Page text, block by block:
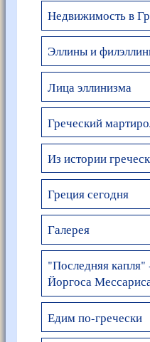
Недвижимость в
Эллины и
Лица эллинизма
Греческий
Из истории
Греция сегодня
Галерея
"Последняя капля"
Йоргоса
Едим по-гречески